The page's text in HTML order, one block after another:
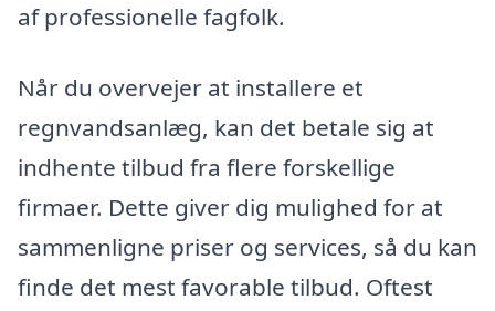
af professionelle fagfolk.
Når du overvejer at installere et
regnvandsanlæg, kan det betale sig at
indhente tilbud fra flere forskellige
firmaer. Dette giver dig mulighed for at
sammenligne priser og services, så du kan
finde det mest favorable tilbud. Oftest